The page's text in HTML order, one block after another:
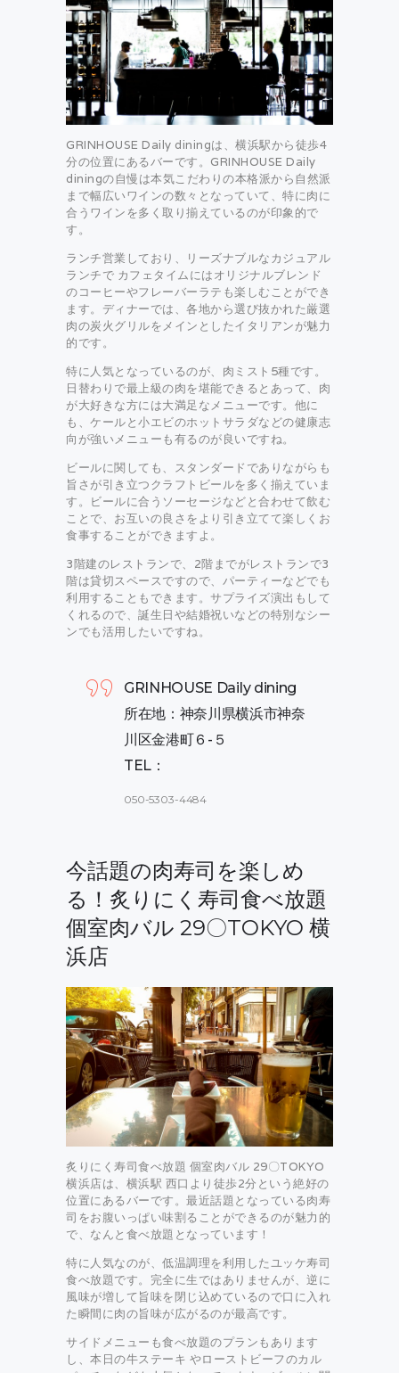
GRINHOUSE Daily diningは、横浜駅から徒歩4
分の位置にあるバーです。GRINHOUSE Daily
diningの自慢は本気こだわりの本格派から自然派
まで幅広いワインの数々となっていて、特に肉に
合うワインを多く取り揃えているのが印象的で
す。
ランチ営業しており、リーズナブルなカジュアル
ランチで カフェタイムにはオリジナルブレンド
のコーヒーやフレーバーラテも楽しむことができ
ます。ディナーでは、各地から選び抜かれた厳選
肉の炭火グリルをメインとしたイタリアンが魅力
的です。
特に人気となっているのが、肉ミスト5種です。
日替わりで最上級の肉を堪能できるとあって、肉
が大好きな方には大満足なメニューです。他に
も、ケールと小エビのホットサラダなどの健康志
向が強いメニューも有るのが良いですね。
ビールに関しても、スタンダードでありながらも
旨さが引き立つクラフトビールを多く揃えていま
す。ビールに合うソーセージなどと合わせて飲む
ことで、お互いの良さをより引き立てて楽しくお
食事することができますよ。
3階建のレストランで、2階までがレストランで3
階は貸切スペースですので、パーティーなどでも
利用することもできます。サプライズ演出もして
くれるので、誕生日や結婚祝いなどの特別なシー
ンでも活用したいですね。
GRINHOUSE Daily dining
所在地：神奈川県横浜市神奈
川区金港町６-５
TEL：
050-5303-4484
今話題の肉寿司を楽しめ
る！炙りにく寿司食べ放題
個室肉バル 29〇TOKYO 横
浜店
炙りにく寿司食べ放題 個室肉バル 29〇TOKYO
横浜店は、横浜駅 西口より徒歩2分という絶好の
位置にあるバーです。最近話題となっている肉寿
司をお腹いっぱい味割ることができるのが魅力的
で、なんと食べ放題となっています！
特に人気なのが、低温調理を利用したユッケ寿司
食べ放題です。完全に生ではありませんが、逆に
風味が増して旨味を閉じ込めているので口に入れ
た瞬間に肉の旨味が広がるのが最高です。
サイドメニューも食べ放題のプランもあります
し、本日の牛ステーキ やローストビーフのカル